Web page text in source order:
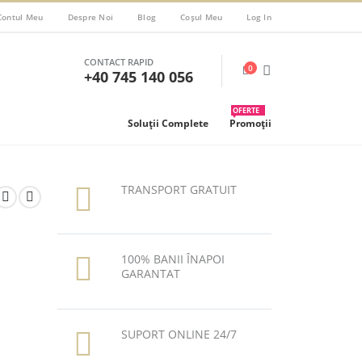
Meu Despre Noi Blog Coșul Meu Log In
CONTACT RAPID
+40 745 140 056 0
Soluții Complete Promoții
OFERTE
TRANSPORT GRATUIT
100% BANII ÎNAPOI
GARANTAT
SUPORT ONLINE 24/7